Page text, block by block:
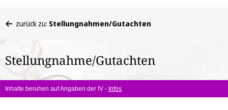
befinden
hier:
zurück zu: Stellungnahmen/Gutachten
Stellungnahme/Gutachten
Inhalte beruhen auf Angaben der IV - Infos